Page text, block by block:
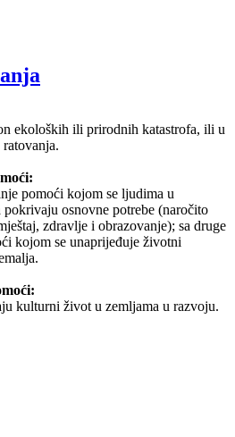
ekoloških ili prirodnih katastrofa, ili u
pomoći kojom se ljudima u
osnovne potrebe (naročito
zdravlje i obrazovanje); sa druge
kojom se unaprijeđuje životni
kulturni život u zemljama u razvoju.